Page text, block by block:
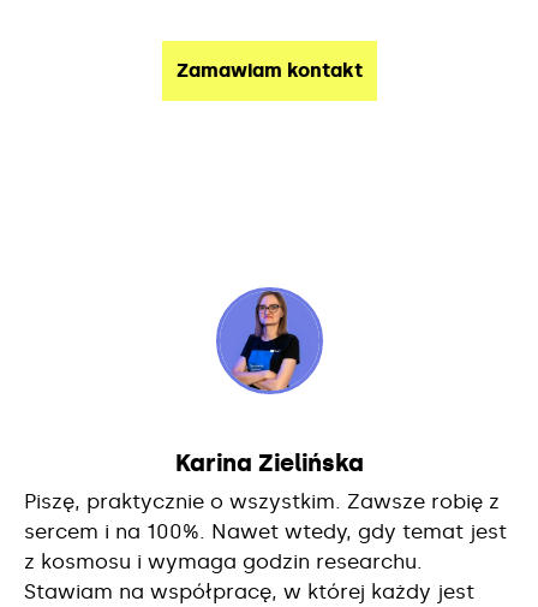
Karina Zielińska
Piszę, praktycznie o wszystkim. Zawsze robię z
sercem i na 100%. Nawet wtedy, gdy temat jest
z kosmosu i wymaga godzin researchu.
Stawiam na współpracę, w której każdy jest